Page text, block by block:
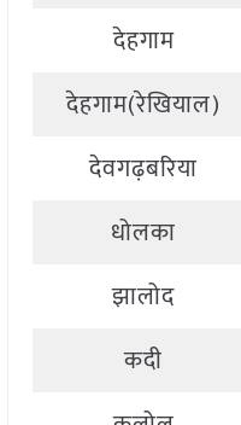
देहगाम
देहगाम(रेखियाल)
देवगढ़बरिया
धोलका
झालोद
कदी